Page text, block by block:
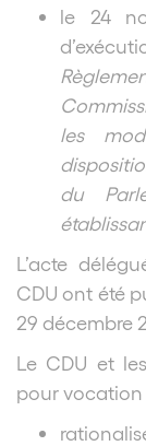
le 24
les
du
L’acte
CDU ont été
29 décembre
Le CDU et
pour vocation